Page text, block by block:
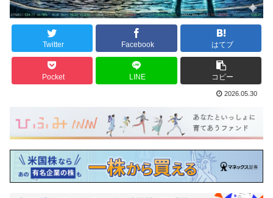
Twitter Facebook はてブ
Pocket LINE コピー
2026.05.30